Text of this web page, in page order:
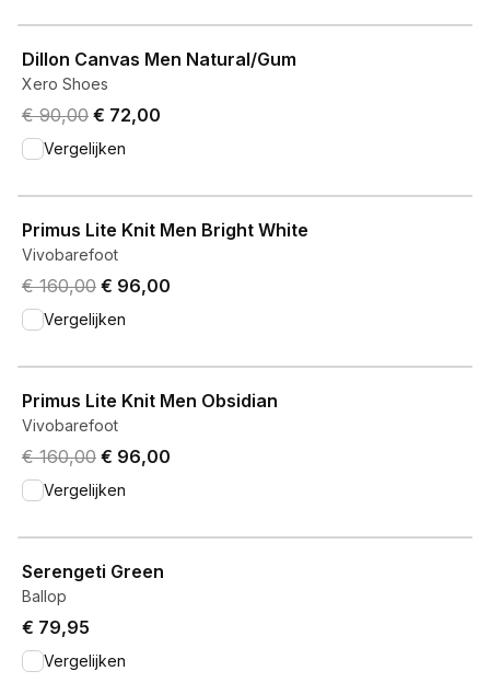
Dillon Canvas Men Natural/Gum
Xero Shoes
Original price was € 90,00.
€ 90,00 Current price is € 72,00.
€ 72,00
Vergelijken
Primus Lite Knit Men Bright White
Vivobarefoot
Original price was € 160,00.
€ 160,00 Current price is € 96,00.
€ 96,00
Vergelijken
Primus Lite Knit Men Obsidian
Vivobarefoot
Original price was € 160,00.
€ 160,00 Current price is € 96,00.
€ 96,00
Vergelijken
Serengeti Green
Ballop
€ 79,95
Vergelijken